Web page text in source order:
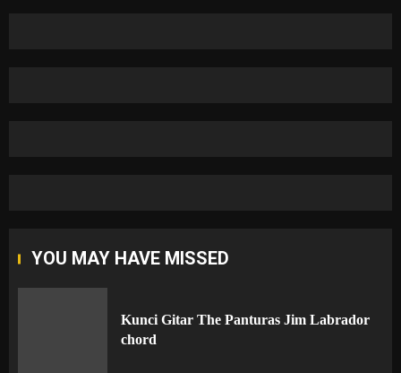
YOU MAY HAVE MISSED
Kunci Gitar The Panturas Jim Labrador
chord